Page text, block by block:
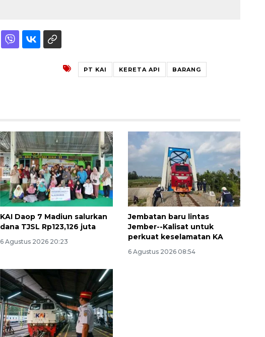
PT KAI KERETA API BARANG
KAI Daop 7 Madiun salurkan
dana TJSL Rp123,126 juta
6 Agustus 2026 20:23
Jembatan baru lintas
Jember--Kalisat untuk
perkuat keselamatan KA
6 Agustus 2026 08:54